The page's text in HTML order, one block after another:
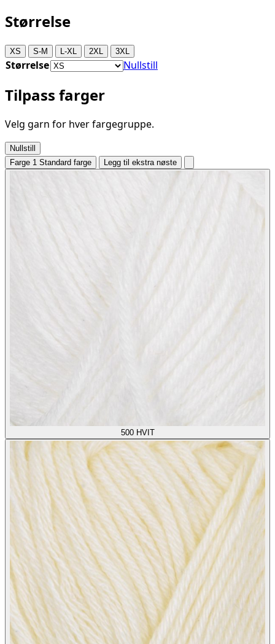
Størrelse
XS S-M L-XL 2XL 3XL
Størrelse Nullstill
Tilpass farger
Velg garn for hver fargegruppe.
Nullstill
Farge 1 Standard farge Legg til ekstra nøste
500 HVIT